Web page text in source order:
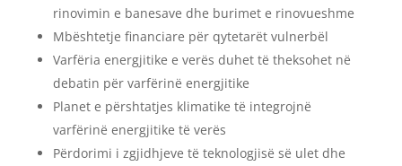
rinovimin e banesave dhe burimet e rinovueshme
Mbështetje financiare për qytetarët vulnerbël
Varfëria energjitike e verës duhet të theksohet në
debatin për varfërinë energjitike
Planet e përshtatjes klimatike të integrojnë
varfërinë energjitike të verës
Përdorimi i zgjidhjeve të teknologjisë së ulet dhe